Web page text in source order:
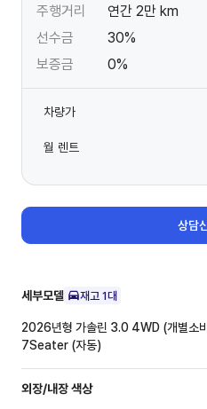
주행거리
연간 2만 km
선수금
30%
보증금
0%
차량가
월 렌트
상담
세부모델 재고 1대
2026년형 가솔린 3.0 4WD (개별소
7Seater (자동)
외장/내장색상